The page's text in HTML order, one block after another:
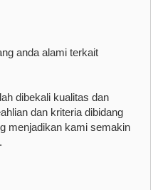
anda alami terkait
dibekali kualitas dan
dan kriteria dibidang
menjadikan kami semakin